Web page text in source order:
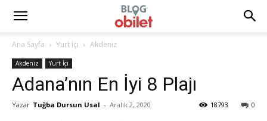
Ana Sayfa Yurt İçi Akdeniz
Akdeniz Yurt İçi
Adana’nın En İyi 8 Plajı
Yazar Tuğba Dursun Usal - Aralık 2, 2020 0
18793